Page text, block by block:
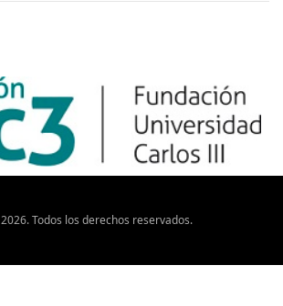
2026. Todos los derechos reservados.